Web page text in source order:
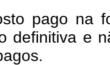
pago na
definitiva e